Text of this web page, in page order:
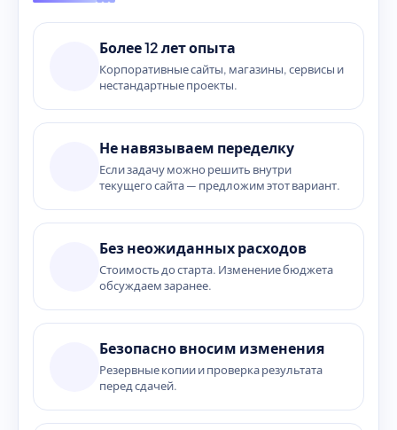
Более 12 лет опыта
Корпоративные сайты, магазины, сервисы и
нестандартные проекты.
Не навязываем переделку
Если задачу можно решить внутри
текущего сайта — предложим этот вариант.
Без неожиданных расходов
Стоимость до старта. Изменение бюджета
обсуждаем заранее.
Безопасно вносим изменения
Резервные копии и проверка результата
перед сдачей.